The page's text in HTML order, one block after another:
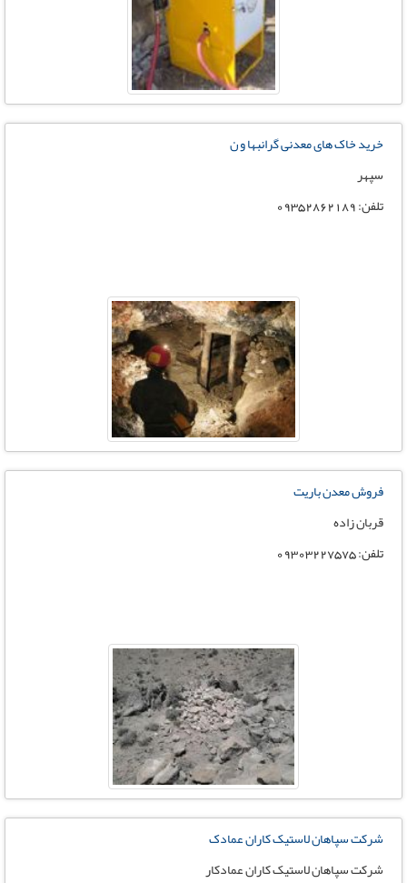
خرید خاک های معدنی گرانبها و ن
سپهر
تلفن: 09352862189
فروش معدن باریت
قربان زاده
تلفن: 09303227575
شرکت سپاهان لاستیک کاران عمادک
شرکت سپاهان لاستیک کاران عمادکار